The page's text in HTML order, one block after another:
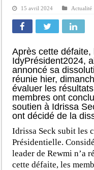
15 avril 2024 Actualité
Après cette
IdyPrésident2024,
annoncé sa
réunie hier,
évaluer les
membres ont
soutien à Idrissa
ont décidé de la
Idrissa Seck subit les
Présidentielle.
leader de Rewmi n’a
cette défaite, les